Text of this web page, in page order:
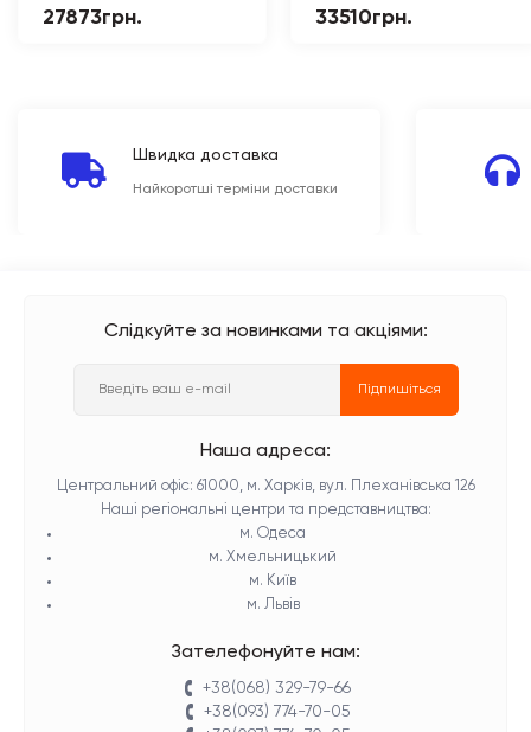
27873грн. 33510грн.
Швидка доставка
Найкоротші терміни доставки
Слідкуйте за новинками та акціями:
Підпишіться
Наша адреса:
Центральний офіс: 61000, м. Харків, вул. Плеханівська 126
Наші регіональні центри та представництва:
м. Одеса
м. Хмельницький
м. Київ
м. Львів
Зателефонуйте нам:
+38(068) 329-79-66
+38(093) 774-70-05